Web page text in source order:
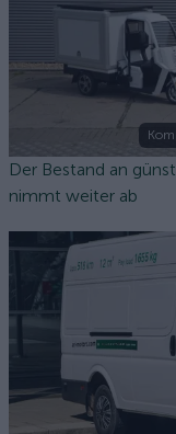
Der Bestand an
nimmt weiter ab